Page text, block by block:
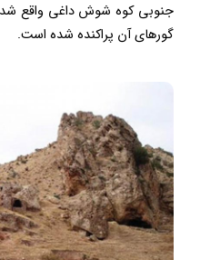
جنوبی کوه شوش داغی واقع
گورهای آن پراکنده شده است.